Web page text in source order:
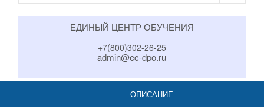
ЕДИНЫЙ ЦЕНТР ОБУЧЕНИЯ
+7(800)302-26-25
admin@ec-dpo.ru
ОПИСАНИЕ